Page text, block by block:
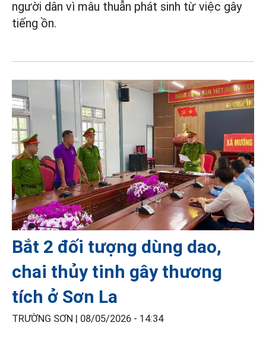
người dân vì mâu thuẫn phát sinh từ việc gây
tiếng ồn.
Bắt 2 đối tượng dùng dao,
chai thủy tinh gây thương
tích ở Sơn La
TRƯỜNG SƠN | 08/05/2026 - 14:34